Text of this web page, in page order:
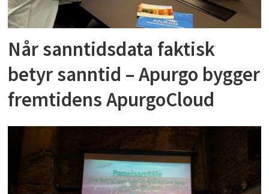
Når sanntidsdata faktisk
betyr sanntid – Apurgo bygger
fremtidens ApurgoCloud